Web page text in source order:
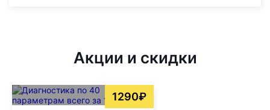
Акции и скидки
1290₽